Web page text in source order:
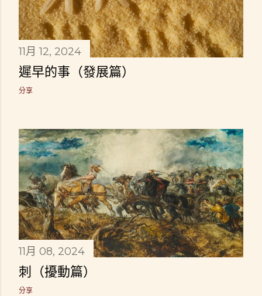
11月 12, 2024
遲早的事（發展篇）
分享
11月 08, 2024
刺（擾動篇）
分享